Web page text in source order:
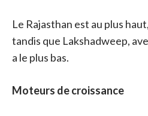
Le Rajasthan est au plus
tandis que Lakshadweep,
a le plus bas.
Moteurs de croissance